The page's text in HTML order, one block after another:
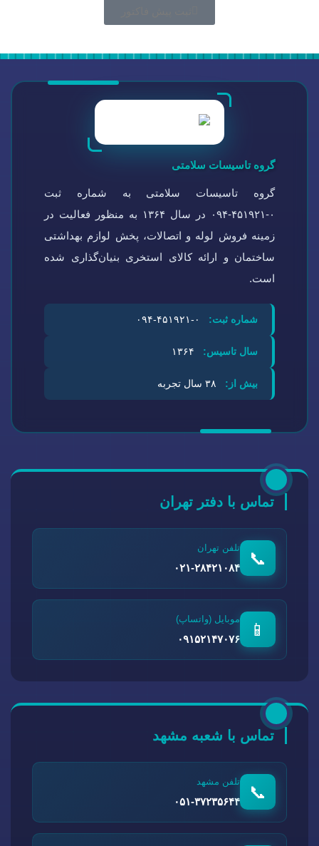
گروه تاسیسات سلامتی
گروه تاسیسات سلامتی به شماره ثبت
۰-۴۵۱۹۲۱-۰۹۴ در سال ۱۳۶۴ به منظور فعالیت در
زمینه فروش لوله و اتصالات، پخش لوازم بهداشتی
ساختمان و ارائه کالای استخری بنیان‌گذاری شده
است.
شماره ثبت:
سال تاسیس:
بیش از:
تماس با دفتر تهران
📞
تلفن تهران
۰۲۱-۲۸۴۲۱۰۸۴
📱
موبایل (واتساپ)
۰۹۱۵۲۱۴۷۰۷۶
تماس با شعبه مشهد
📞
تلفن مشهد
۰۵۱-۳۷۲۳۵۶۴۴